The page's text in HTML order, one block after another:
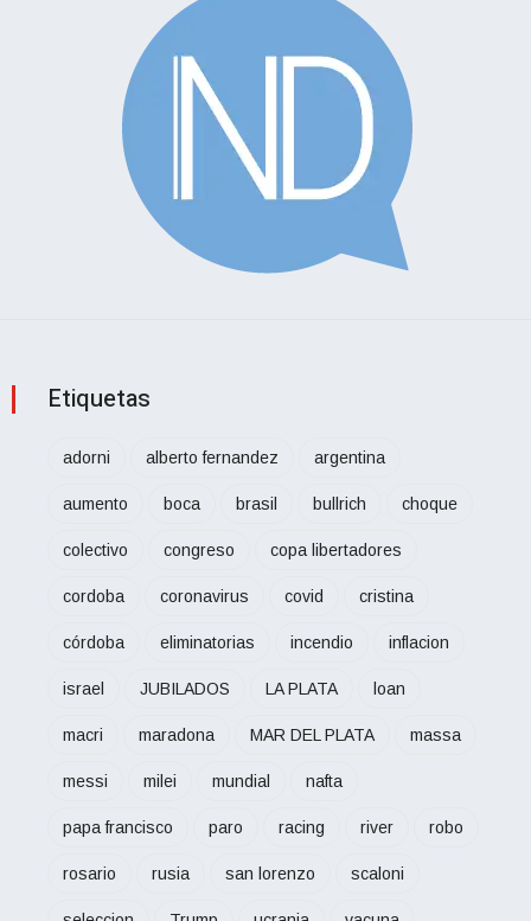
Etiquetas
adorni alberto fernandez argentina
aumento boca brasil bullrich choque
colectivo congreso copa libertadores
cordoba coronavirus covid cristina
córdoba eliminatorias incendio inflacion
israel JUBILADOS LA PLATA loan
macri maradona MAR DEL PLATA massa
messi milei mundial nafta
papa francisco paro racing river robo
rosario rusia san lorenzo scaloni